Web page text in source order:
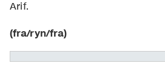
Arif.
(fra/ryn/fra)